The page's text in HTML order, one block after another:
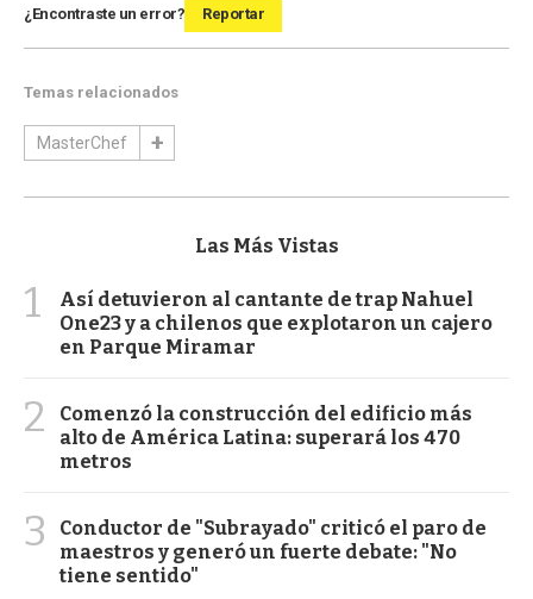
¿Encontraste un error? Reportar
Temas relacionados
MasterChef
Las Más Vistas
1
Así detuvieron al cantante de trap Nahuel
One23 y a chilenos que explotaron un cajero
en Parque Miramar
2
Comenzó la construcción del edificio más
alto de América Latina: superará los 470
metros
3
Conductor de "Subrayado" criticó el paro de
maestros y generó un fuerte debate: "No
tiene sentido"